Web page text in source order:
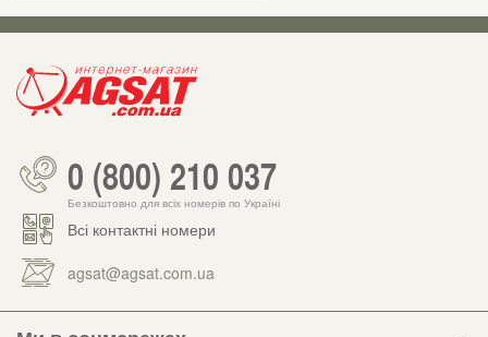
0 (800) 210 037
Безкоштовно для всіх номерів по Україні
Всі контактні номери
agsat@agsat.com.ua